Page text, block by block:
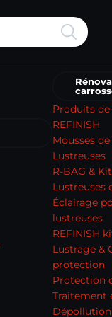
Produits
REFINISH
Mousses
Lustreuses
R-BAG &
Lustreuses
Éclairage
lustreuses
REFINISH
Lustrage &
protection
Protection
Traitement